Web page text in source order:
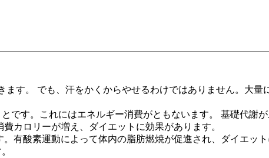
す。 でも、汗をかくからやせるわけではありません。大量
す。これにはエネルギー消費がともないます。 基礎代謝
カロリーが増え、ダイエットに効果があります。
有酸素運動によって体内の脂肪燃焼が促進され、ダイエット